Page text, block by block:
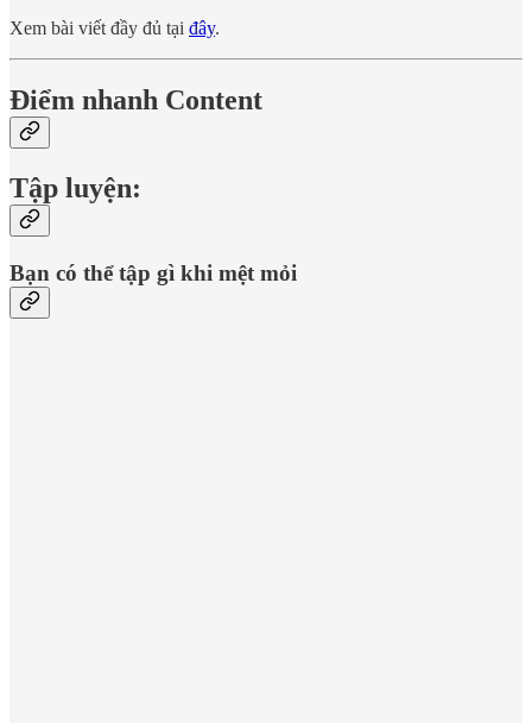
Xem bài viết đầy đủ tại đây.
Điểm nhanh Content
Tập luyện:
Bạn có thể tập gì khi mệt mỏi